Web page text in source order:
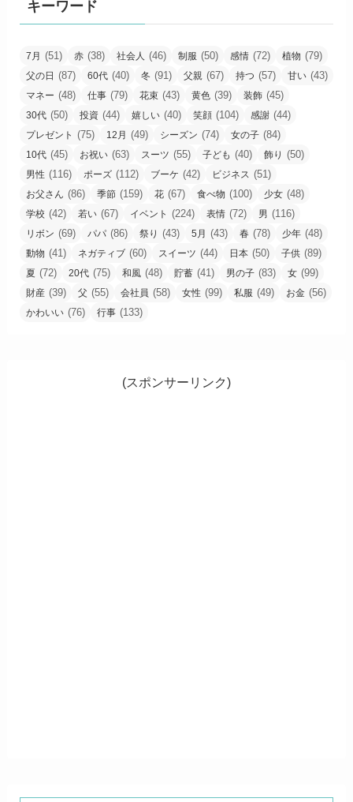
キーワード
7月 (51) 赤 (38) 社会人 (46) 制服 (50) 感情 (72) 植物 (79)
父の日 (87) 60代 (40) 冬 (91) 父親 (67) 持つ (57) 甘い (43)
マネー (48) 仕事 (79) 花束 (43) 黄色 (39) 装飾 (45)
30代 (50) 投資 (44) 嬉しい (40) 笑顔 (104) 感謝 (44)
プレゼント (75) 12月 (49) シーズン (74) 女の子 (84)
10代 (45) お祝い (63) スーツ (55) 子ども (40) 飾り (50)
男性 (116) ポーズ (112) ブーケ (42) ビジネス (51)
お父さん (86) 季節 (159) 花 (67) 食べ物 (100) 少女 (48)
学校 (42) 若い (67) イベント (224) 表情 (72) 男 (116)
リボン (69) パパ (86) 祭り (43) 5月 (43) 春 (78) 少年 (48)
動物 (41) ネガティブ (60) スイーツ (44) 日本 (50) 子供 (89)
夏 (72) 20代 (75) 和風 (48) 貯蓄 (41) 男の子 (83) 女 (99)
財産 (39) 父 (55) 会社員 (58) 女性 (99) 私服 (49) お金 (56)
かわいい (76) 行事 (133)
(スポンサーリンク)